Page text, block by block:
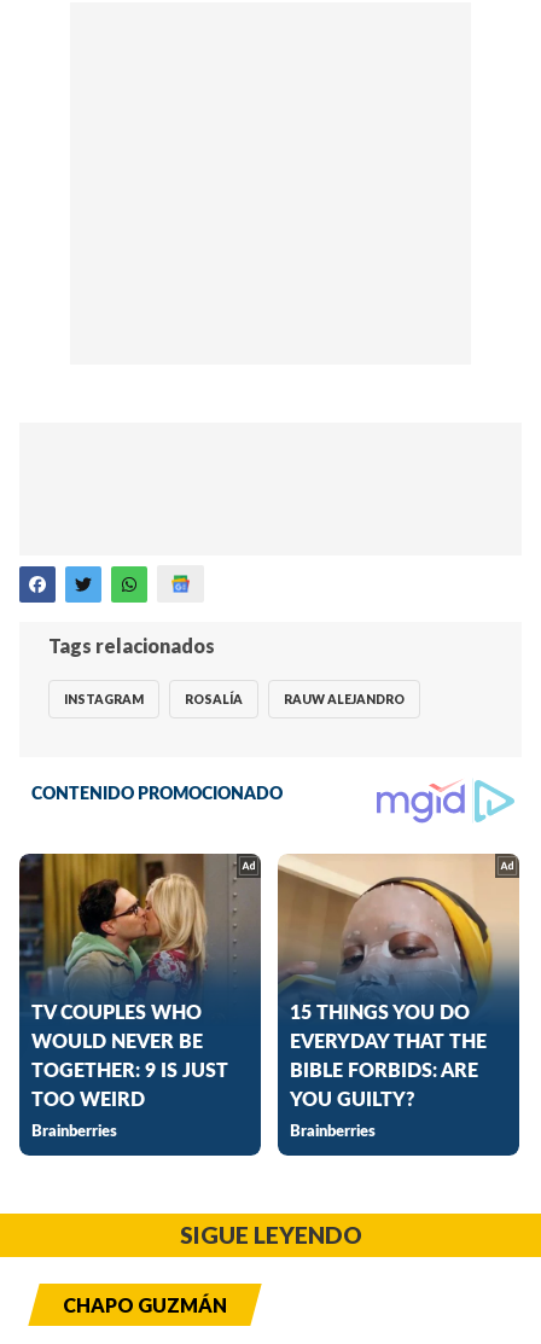
Tags relacionados
INSTAGRAM ROSALÍA RAUW ALEJANDRO
SIGUE LEYENDO
CHAPO GUZMÁN